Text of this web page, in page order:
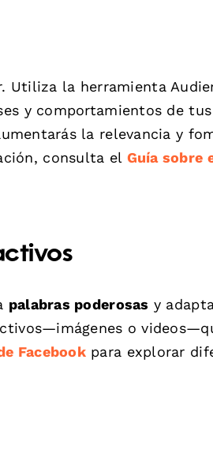
la herramienta
y comportamientos de
la relevancia y
consulta el Guía sobre
palabras poderosas y
o
Facebookpara explorar